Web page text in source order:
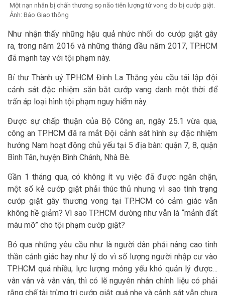
Một nạn nhân bị chấn thương sọ não tiên lượng tử vong do bị cướp giật.
Ảnh: Báo Giao thông
Như nhận thấy những hậu quả nhức nhối do cướp giật gây
ra, trong năm 2016 và những tháng đầu năm 2017, TP.HCM
đã mạnh tay với tội phạm này.
Bí thư Thành uỷ TP.HCM Đinh La Thăng yêu cầu tái lập đội
cảnh sát đặc nhiệm săn bắt cướp vang danh một thời để
trấn áp loại hình tội phạm nguy hiểm này.
Được sự chấp thuận của Bộ Công an, ngày 25.1 vừa qua,
công an TP.HCM đã ra mắt Đội cảnh sát hình sự đặc nhiệm
hướng Nam hoạt động chủ yếu tại 5 địa bàn: quận 7, 8, quận
Bình Tân, huyện Bình Chánh, Nhà Bè.
Gần 1 tháng qua, có không ít vụ việc đã được ngăn chặn,
một số kẻ cướp giật phải thúc thủ nhưng vì sao tình trạng
cướp giật gây thương vong tại TP.HCM có cảm giác vẫn
không hề giảm? Vì sao TP.HCM dường như vẫn là “mảnh đất
màu mỡ” cho tội phạm cướp giật?
Bỏ qua những yêu cầu như là người dân phải nâng cao tinh
thần cảnh giác hay như lý do vì số lượng người nhập cư vào
TP.HCM quá nhiều, lực lượng mỏng yếu khó quản lý được…
vân vân và vân vân, thì có lẽ nguyên nhân chính liệu có phải
rằng chế tài trừng trị cướp giật quá nhẹ và cảnh sát vẫn chưa